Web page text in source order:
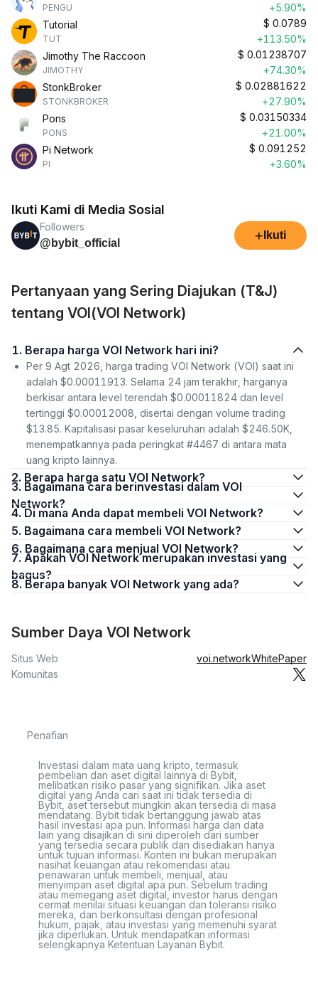
PENGU
+5.90%
Tutorial
TUT
$ 0.0789
+113.50%
Jimothy The Raccoon
JIMOTHY
$ 0.01238707
+74.30%
StonkBroker
STONKBROKER
$ 0.02881622
+27.90%
Pons
PONS
$ 0.03150334
+21.00%
Pi Network
PI
$ 0.091252
+3.60%
Ikuti Kami di Media Sosial
Followers
@bybit_official
+ Ikuti
Pertanyaan yang Sering Diajukan (T&J)
tentang VOI(VOI Network)
1. Berapa harga VOI Network hari ini?
Per 9 Agt 2026, harga trading VOI Network (VOI) saat ini
adalah $0.00011913. Selama 24 jam terakhir, harganya
berkisar antara level terendah $0.00011824 dan level
tertinggi $0.00012008, disertai dengan volume trading
$13.85. Kapitalisasi pasar keseluruhan adalah $246.50K,
menempatkannya pada peringkat #4467 di antara mata
uang kripto lainnya.
2. Berapa harga satu VOI Network?
3. Bagaimana cara berinvestasi dalam VOI
Network?
4. Di mana Anda dapat membeli VOI Network?
5. Bagaimana cara membeli VOI Network?
6. Bagaimana cara menjual VOI Network?
7. Apakah VOI Network merupakan investasi yang
bagus?
8. Berapa banyak VOI Network yang ada?
Sumber Daya VOI Network
Situs Web voi.networkWhitePaper
Komunitas
Penafian
Investasi dalam mata uang kripto, termasuk
pembelian dan aset digital lainnya di Bybit,
melibatkan risiko pasar yang signifikan. Jika aset
digital yang Anda cari saat ini tidak tersedia di
Bybit, aset tersebut mungkin akan tersedia di masa
mendatang. Bybit tidak bertanggung jawab atas
hasil investasi apa pun. Informasi harga dan data
lain yang disajikan di sini diperoleh dari sumber
yang tersedia secara publik dan disediakan hanya
untuk tujuan informasi. Konten ini bukan merupakan
nasihat keuangan atau rekomendasi atau
penawaran untuk membeli, menjual, atau
menyimpan aset digital apa pun. Sebelum trading
atau memegang aset digital, investor harus dengan
cermat menilai situasi keuangan dan toleransi risiko
mereka, dan berkonsultasi dengan profesional
hukum, pajak, atau investasi yang memenuhi syarat
jika diperlukan. Untuk mendapatkan informasi
selengkapnya Ketentuan Layanan Bybit.